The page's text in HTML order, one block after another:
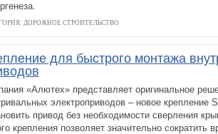
ДОРОЖНОЕ СТРОИТЕЛЬСТВО
для быстрого монтажа
«Алютех» представляет оригинальное
электроприводов – новое крепление
привод без необходимости сверления
крепления позволяет значительно сократить